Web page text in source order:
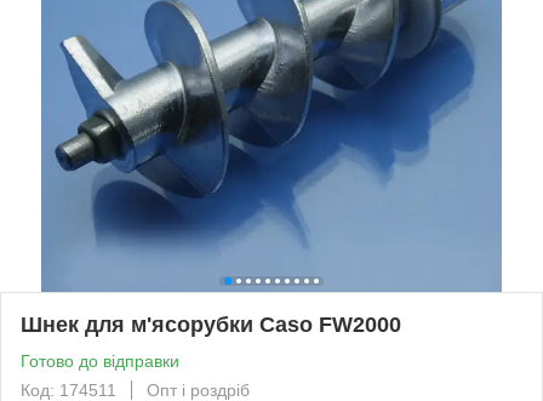
Шнек для м'ясорубки Caso FW2000
Готово до відправки
Код: 174511
Опт і роздріб